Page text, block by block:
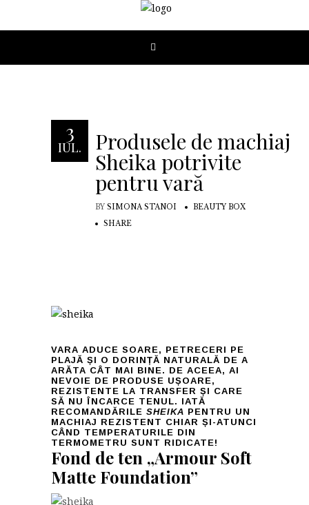
3
IUL. Produsele de machiaj
Sheika potrivite
pentru vară
BY SIMONA STANOI
BEAUTY BOX
SHARE
VARA ADUCE SOARE, PETRECERI PE
PLAJĂ ȘI O DORINȚĂ NATURALĂ DE A
ARĂTA CÂT MAI BINE. DE ACEEA, AI
NEVOIE DE PRODUSE UȘOARE,
REZISTENTE LA TRANSFER ȘI CARE
SĂ NU ÎNCARCE TENUL. IATĂ
RECOMANDĂRILE SHEIKA PENTRU UN
MACHIAJ REZISTENT CHIAR ȘI-ATUNCI
CÂND TEMPERATURILE DIN
TERMOMETRU SUNT RIDICATE!
Fond de ten „Armour Soft
Matte Foundation”